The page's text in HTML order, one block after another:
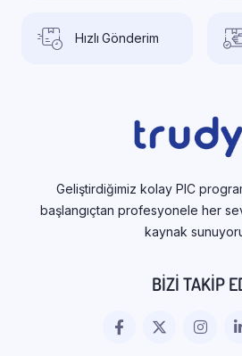
Hızlı Gönderim
Geliştirdiğimiz kolay PIC
başlangıçtan profesyonele her
kaynak
BIZI TAKIP